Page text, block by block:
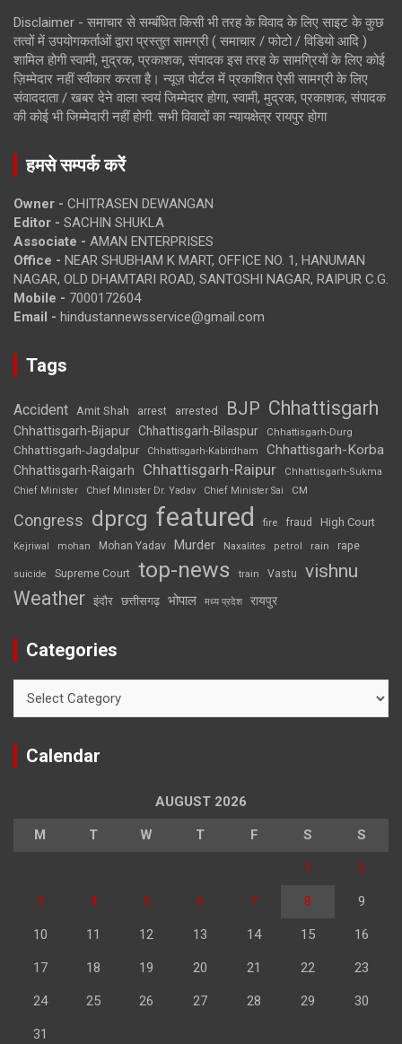
Disclaimer - समाचार से सम्बंधित किसी भी तरह के विवाद के लिए साइट के कुछ
तत्वों में उपयोगकर्ताओं द्वारा प्रस्तुत सामग्री ( समाचार / फोटो / विडियो आदि )
शामिल होगी स्वामी, मुद्रक, प्रकाशक, संपादक इस तरह के सामग्रियों के लिए कोई
ज़िम्मेदार नहीं स्वीकार करता है। न्यूज़ पोर्टल में प्रकाशित ऐसी सामग्री के लिए
संवाददाता / खबर देने वाला स्वयं जिम्मेदार होगा, स्वामी, मुद्रक, प्रकाशक, संपादक
की कोई भी जिम्मेदारी नहीं होगी. सभी विवादों का न्यायक्षेत्र रायपुर होगा
हमसे सम्पर्क करें
Owner - CHITRASEN DEWANGAN
Editor - SACHIN SHUKLA
Associate - AMAN ENTERPRISES
Office - NEAR SHUBHAM K MART, OFFICE NO. 1, HANUMAN
NAGAR, OLD DHAMTARI ROAD, SANTOSHI NAGAR, RAIPUR C.G.
Mobile - 7000172604
Email - hindustannewsservice@gmail.com
Tags
Accident Amit Shah arrest arrested BJP Chhattisgarh
Chhattisgarh-Bijapur Chhattisgarh-Bilaspur Chhattisgarh-Durg
Chhattisgarh-Jagdalpur Chhattisgarh-Kabirdham Chhattisgarh-Korba
Chhattisgarh-Raigarh Chhattisgarh-Raipur
Chhattisgarh-Sukma
Chief Minister
Chief Minister Dr. Yadav Chief Minister Sai CM
Congress dprcg featured fire fraud High Court
Kejriwal mohan Mohan Yadav Murder Naxalites petrol rain rape
suicide Supreme Court top-news train Vastu vishnu
Weather इंदौर छत्तीसगढ़ भोपाल मध्य प्रदेश रायपुर
Categories
Calendar
AUGUST 2026
M T W T F S S
1 2
3 4 5 6 7 8 9
10 11 12 13 14 15 16
17 18 19 20 21 22 23
24 25 26 27 28 29 30
31